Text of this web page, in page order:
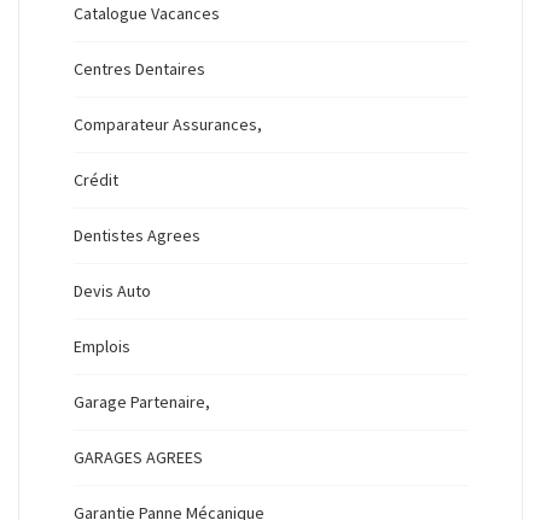
Catalogue Vacances
Centres Dentaires
Comparateur Assurances,
Crédit
Dentistes Agrees
Devis Auto
Emplois
Garage Partenaire,
GARAGES AGREES
Garantie Panne Mécanique